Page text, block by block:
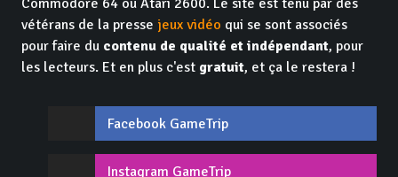
Commodore 64 ou Atari 2600. Le site est tenu par des
vétérans de la presse jeux vidéo qui se sont associés
pour faire du contenu de qualité et indépendant, pour
les lecteurs. Et en plus c'est gratuit, et ça le restera !
Facebook GameTrip
Instagram GameTrip